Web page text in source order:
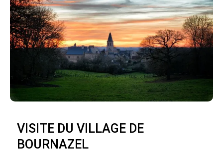
VISITE DU VILLAGE DE
BOURNAZEL